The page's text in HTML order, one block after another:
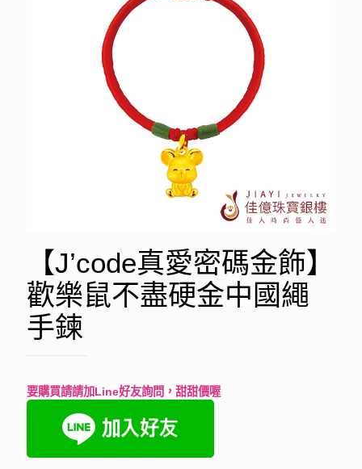
【J’code真愛密碼金飾】
歡樂鼠不盡硬金中國繩
手鍊
要購買請請加Line好友詢問，甜甜價喔